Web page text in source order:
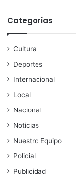
Categorías
Cultura
Deportes
Internacional
Local
Nacional
Noticias
Nuestro Equipo
Policial
Publicidad